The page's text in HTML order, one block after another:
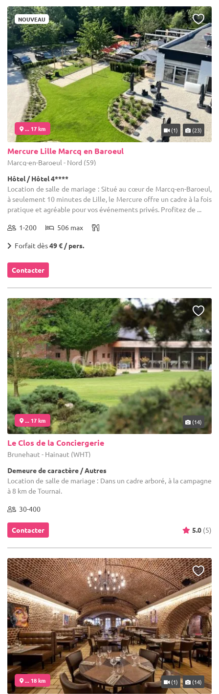
NOUVEAU
... 17 km (1) (23)
Mercure Lille Marcq en Baroeul
Marcq-en-Baroeul - Nord (59)
Hôtel / Hôtel 4****
Location de salle de mariage : Situé au cœur de Marcq-en-Baroeul,
à seulement 10 minutes de Lille, le Mercure offre un cadre à la fois
pratique et agréable pour vos événements privés. Profitez de ...
1-200 506 max
Forfait dès49 € / pers.
Contacter
... 17 km (14)
Le Clos de la Conciergerie
Brunehaut - Hainaut (WHT)
Demeure de caractère / Autres
Location de salle de mariage : Dans un cadre arboré, à la campagne
à 8 km de Tournai.
30-400
Contacter 5.0 (5)
... 18 km (1) (14)